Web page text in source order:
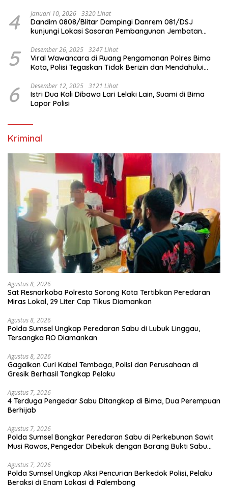
4 Januari 10, 2026 3320 Lihat
Dandim 0808/Blitar Dampingi Danrem 081/DSJ
kunjungi Lokasi Sasaran Pembangunan Jembatan
5 Desember 26, 2025 3247 Lihat
Viral Wawancara di Ruang Pengamanan Polres Bima
Kota, Polisi Tegaskan Tidak Berizin dan Mendahului
6 Desember 12, 2025 3121 Lihat
Istri Dua Kali Dibawa Lari Lelaki Lain, Suami di Bima
Lapor Polisi
Kriminal
Agustus 8, 2026
Sat Resnarkoba Polresta Sorong Kota Tertibkan Peredaran
Miras Lokal, 29 Liter Cap Tikus Diamankan
Agustus 8, 2026
Polda Sumsel Ungkap Peredaran Sabu di Lubuk Linggau,
Tersangka RO Diamankan
Agustus 8, 2026
Gagalkan Curi Kabel Tembaga, Polisi dan Perusahaan di
Gresik Berhasil Tangkap Pelaku
Agustus 7, 2026
4 Terduga Pengedar Sabu Ditangkap di Bima, Dua Perempuan
Berhijab
Agustus 7, 2026
Polda Sumsel Bongkar Peredaran Sabu di Perkebunan Sawit
Musi Rawas, Pengedar Dibekuk dengan Barang Bukti Sabu
Agustus 7, 2026
Polda Sumsel Ungkap Aksi Pencurian Berkedok Polisi, Pelaku
Beraksi di Enam Lokasi di Palembang